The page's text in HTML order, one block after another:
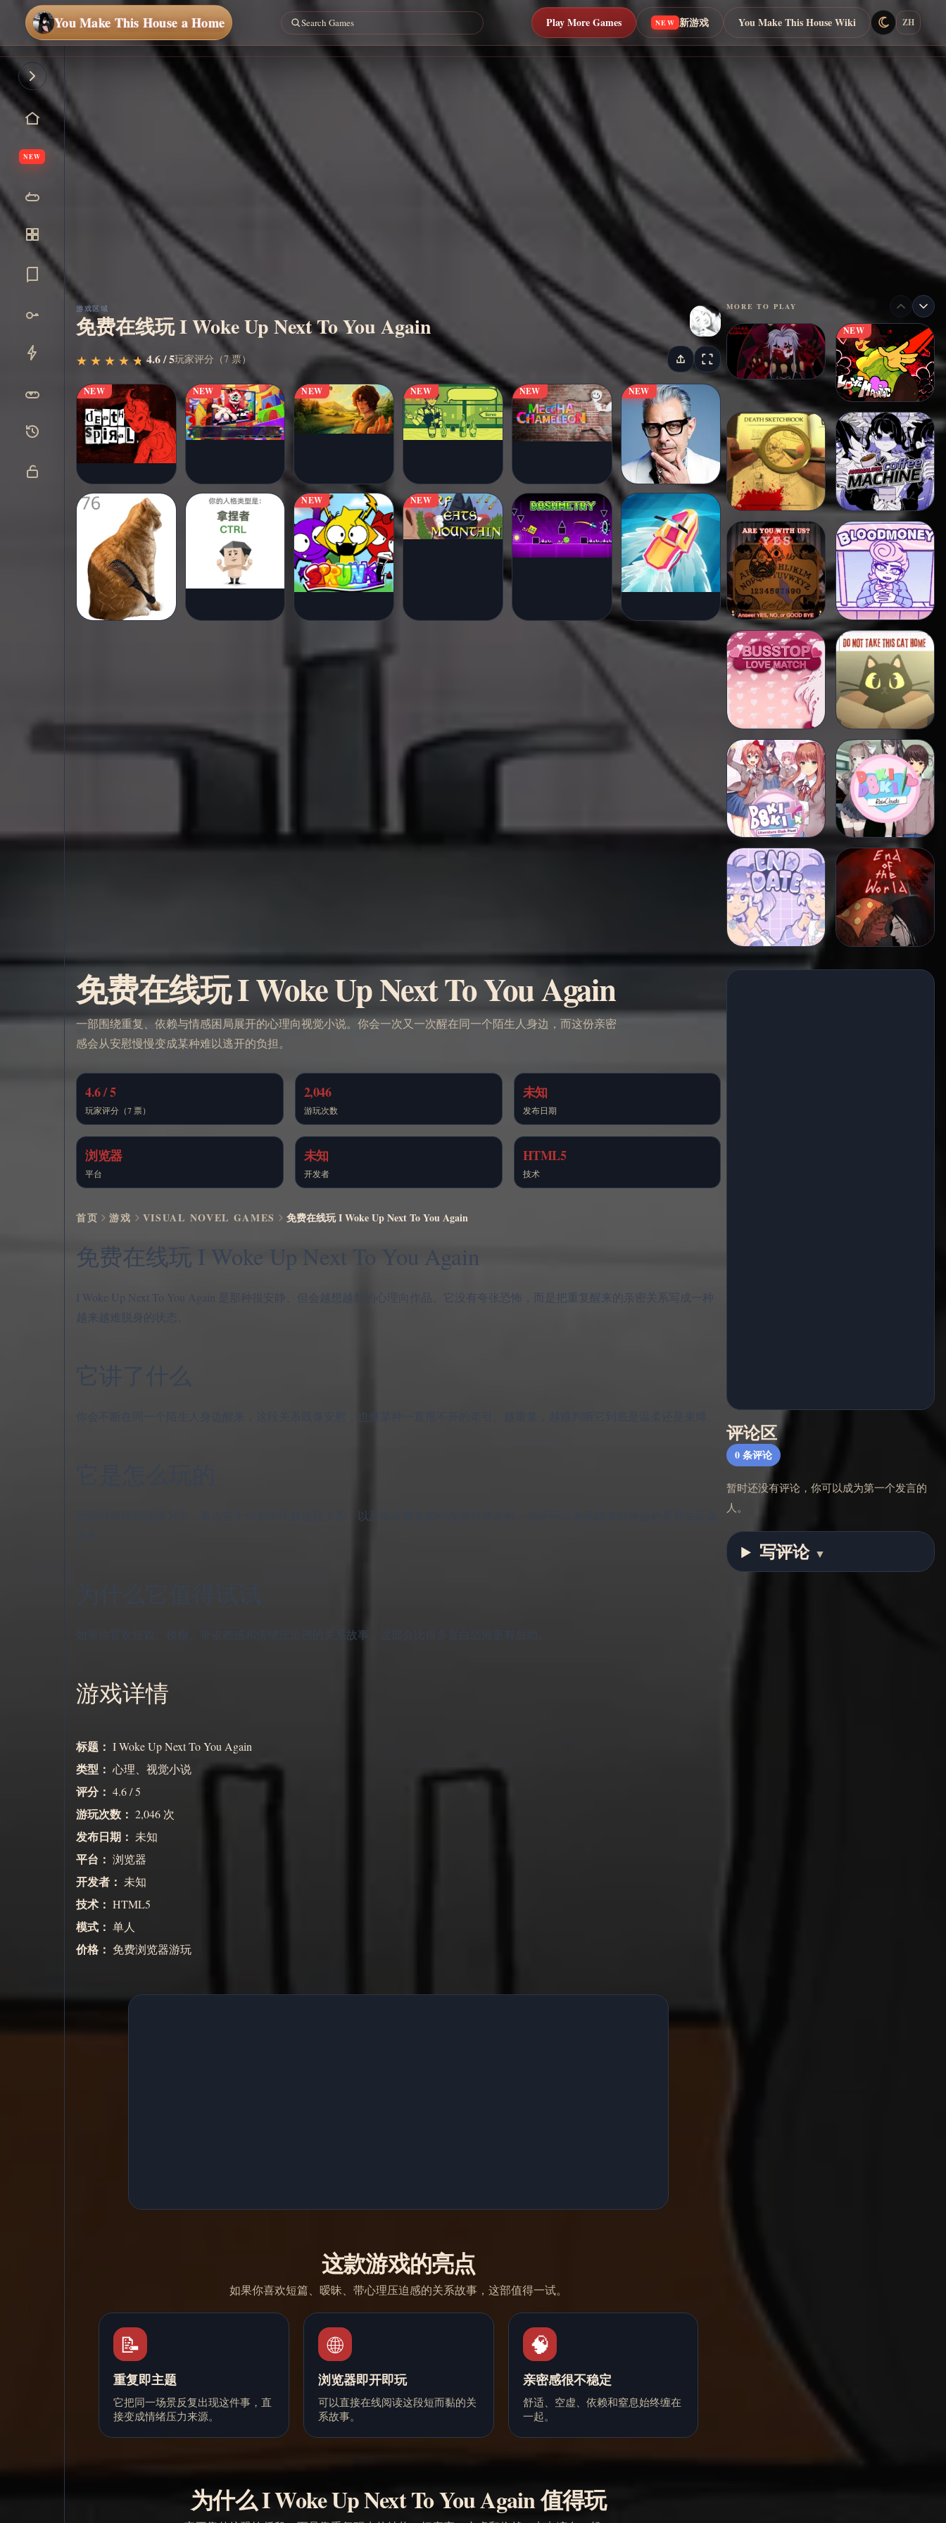
You Make This House a Home Play More Games NEW 新游戏 You Make This House Wiki ZH
NEW
立即开
游戏区域
免费在线玩 I Woke Up Next To You Again
★
★ ★
★ ★
★ ★
★★
★4.6 / 5玩家评分（7 票）
NEW NEW NEW NEW NEW NEW
NEW NEW
MORE TO PLAY
NEW
免费在线玩 I Woke Up Next To You Again
一部围绕重复、依赖与情感困局展开的心理向视觉小说。你会一次又一次醒在同一个陌生人身边，而这份亲密
感会从安慰慢慢变成某种难以逃开的负担。
4.6 / 5
玩家评分（7 票）
2,046
游玩次数
未知
发布日期
浏览器
平台
未知
开发者
HTML5
技术
首页 游戏 VISUAL NOVEL GAMES 免费在线玩 I Woke Up Next To You Again
免费在线玩 I Woke Up Next To You Again
I Woke Up Next To You Again 是那种很安静、但会越想越黏的心理向作品。它没有夸张恐怖，而是把重复醒来的亲密关系写成一种
越来越难脱身的状态。
你会不断在同一个陌生人身边醒来，这段关系既像安慰，也像某种一直甩不开的牵引。越重复，越难判断它到底是温柔还是束缚。
玩法以阅读和选择为主，重点在于你如何理解这段关系，以及每次重复如何改变情绪走向。你还可以选择醒来时身边的是男生还是
如果你喜欢短篇、模糊、带依赖感和情绪压迫感的关系故事，这部会比很多直白恐怖更有后劲。
游戏详情
标题： I Woke Up Next To You Again
类型： 心理、视觉小说
评分： 4.6 / 5
游玩次数： 2,046 次
发布日期： 未知
平台： 浏览器
开发者： 未知
技术： HTML5
模式： 单人
价格： 免费浏览器游玩
这款游戏的亮点
如果你喜欢短篇、暧昧、带心理压迫感的关系故事，这部值得一试。
📝
重复即主题
它把同一场景反复出现这件事，直
接变成情绪压力来源。
🌐
浏览器即开即玩
可以直接在线阅读这段短而黏的关
系故事。
🧠
亲密感很不稳定
舒适、空虚、依赖和窒息始终缠在
一起。
为什么 I Woke Up Next To You Again 值得玩
评论区
0 条评论
暂时还没有评论，你可以成为第一个发言的
人。
写评论 ▼